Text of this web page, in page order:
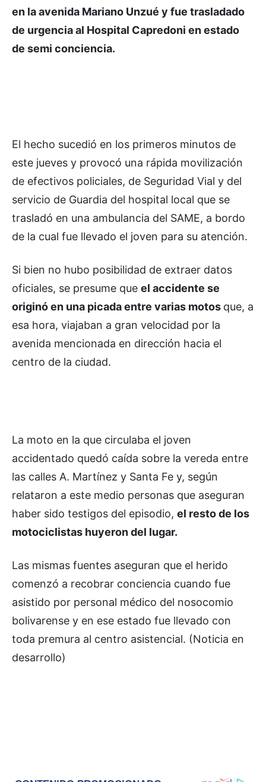
en la avenida Mariano Unzué y fue trasladado
de urgencia al Hospital Capredoni en estado
de semi conciencia.
El hecho sucedió en los primeros minutos de
este jueves y provocó una rápida movilización
de efectivos policiales, de Seguridad Vial y del
servicio de Guardia del hospital local que se
trasladó en una ambulancia del SAME, a bordo
de la cual fue llevado el joven para su atención.
Si bien no hubo posibilidad de extraer datos
oficiales, se presume que el accidente se
originó en una picada entre varias motos que, a
esa hora, viajaban a gran velocidad por la
avenida mencionada en dirección hacia el
centro de la ciudad.
La moto en la que circulaba el joven
accidentado quedó caída sobre la vereda entre
las calles A. Martínez y Santa Fe y, según
relataron a este medio personas que aseguran
haber sido testigos del episodio, el resto de los
motociclistas huyeron del lugar.
Las mismas fuentes aseguran que el herido
comenzó a recobrar conciencia cuando fue
asistido por personal médico del nosocomio
bolivarense y en ese estado fue llevado con
toda premura al centro asistencial. (Noticia en
desarrollo)